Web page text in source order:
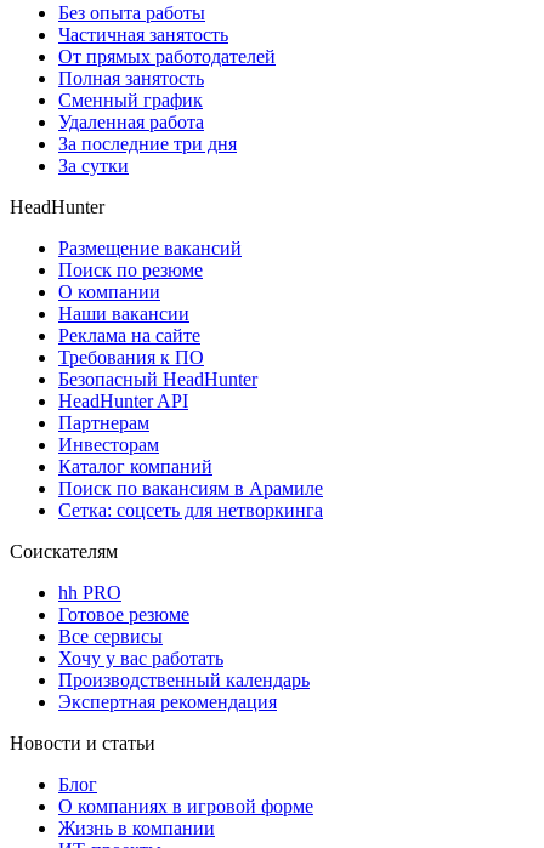
Без опыта работы
Частичная занятость
От прямых работодателей
Полная занятость
Сменный график
Удаленная работа
За последние три дня
За сутки
HeadHunter
Размещение вакансий
Поиск по резюме
О компании
Наши вакансии
Реклама на сайте
Требования к ПО
Безопасный HeadHunter
HeadHunter API
Партнерам
Инвесторам
Каталог компаний
Поиск по вакансиям в Арамиле
Сетка: соцсеть для нетворкинга
Соискателям
hh PRO
Готовое резюме
Все сервисы
Хочу у вас работать
Производственный календарь
Экспертная рекомендация
Новости и статьи
Блог
О компаниях в игровой форме
Жизнь в компании